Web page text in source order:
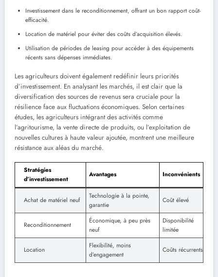
Investissement dans le reconditionnement, offrant un bon rapport coût-
efficacité.
Location de matériel pour éviter des coûts d’acquisition élevés.
Utilisation de périodes de leasing pour accéder à des équipements
récents sans dépenses immédiates.
Les agriculteurs doivent également redéfinir leurs priorités
d’investissement. En analysant les marchés, il est clair que la
diversification des sources de revenus sera cruciale pour la
résilience face aux fluctuations économiques. Selon certaines
études, les agriculteurs intégrant des activités comme
l’agritourisme, la vente directe de produits, ou l’exploitation de
nouvelles cultures à haute valeur ajoutée, montrent une meilleure
résistance aux aléas du marché.
Stratégies
d’investissement
Avantages Inconvénients
Achat de matériel neuf
Technologie à la pointe,
garantie
Coût élevé
Reconditionnement
Économique, à peu près
neuf
Disponibilité
limitée
Location
Flexibilité, moins
d’engagement
Coûts récurrents